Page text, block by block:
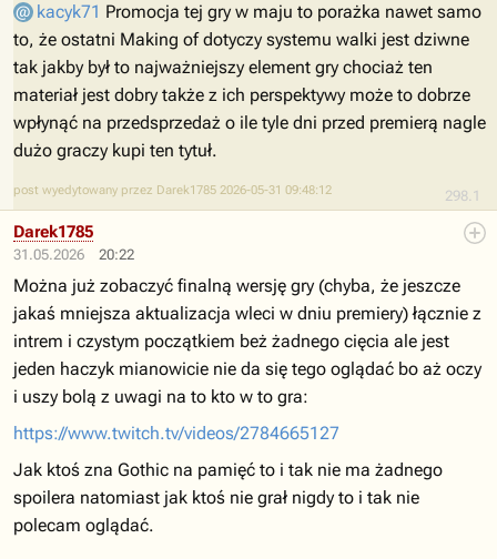
298.1
kacyk71 Promocja tej gry w maju to porażka nawet samo
to, że ostatni Making of dotyczy systemu walki jest dziwne
tak jakby był to najważniejszy element gry chociaż ten
materiał jest dobry także z ich perspektywy może to dobrze
wpłynąć na przedsprzedaż o ile tyle dni przed premierą nagle
dużo graczy kupi ten tytuł.
post wyedytowany przez Darek1785 2026-05-31 09:48:12
31.05.2026 20:22
Darek1785
Można już zobaczyć finalną wersję gry (chyba, że jeszcze
jakaś mniejsza aktualizacja wleci w dniu premiery) łącznie z
intrem i czystym początkiem beż żadnego cięcia ale jest
jeden haczyk mianowicie nie da się tego oglądać bo aż oczy
i uszy bolą z uwagi na to kto w to gra:
https://www.twitch.tv/videos/2784665127
Jak ktoś zna Gothic na pamięć to i tak nie ma żadnego
spoilera natomiast jak ktoś nie grał nigdy to i tak nie
polecam oglądać.